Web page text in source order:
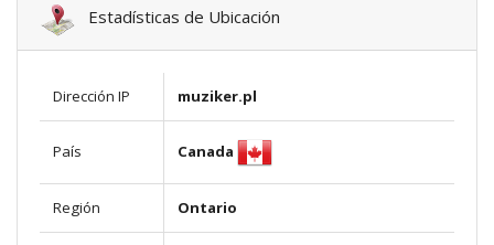
Estadísticas de Ubicación
Dirección IP muziker.pl
País Canada
Región Ontario